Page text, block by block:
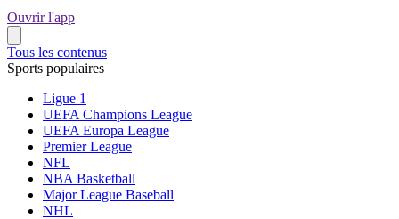
Ouvrir l'app
Tous les contenus
Sports populaires
Ligue 1
UEFA Champions League
UEFA Europa League
Premier League
NFL
NBA Basketball
Major League Baseball
NHL